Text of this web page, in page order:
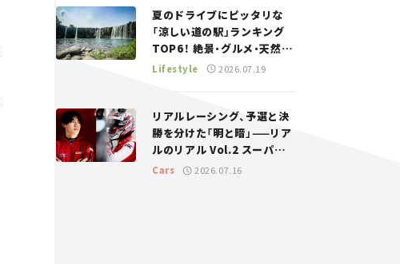
夏のドライブにピッタリな
「涼しい道の駅」ランキング
TOP6！ 絶景・グルメ・天然ク
ーラーなど、避暑におすすめ
Lifestyle 2026.07.19
リアルレーシング、予選と決
勝を分けた「明と暗」——リア
ルのリアル Vol.2 スーパー
GT 2026開幕戦 岡山国際サ
Cars 2026.07.16